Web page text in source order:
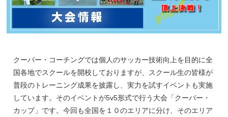
クーバー・コーチングでは個人のサッカー技術向上を目的に全
国各地でスクールを開校しておりますが、スクール生の皆様が
普段のトレーニング成果を披露し、実力を試すイベントも実施
しています。そのイベントが5v5形式で行う大会「クーバー・
カップ」です。今回も全国を１０のエリアに分け、そのエリア